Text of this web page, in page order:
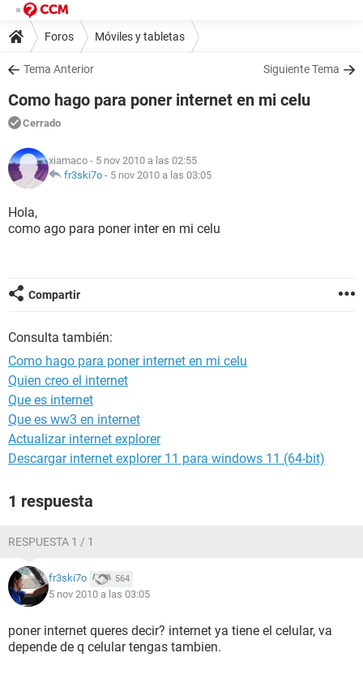
Foros Móviles y tabletas
Tema Anterior Siguiente Tema
Como hago para poner internet en mi celu
Cerrado
xiamaco - 5 nov 2010 a las 02:55
fr3ski7o - 5 nov 2010 a las 03:05
Hola,
como ago para poner inter en mi celu
Compartir
Consulta también:
Como hago para poner internet en mi celu
Quien creo el internet
Que es internet
Que es ww3 en internet
Actualizar internet explorer
Descargar internet explorer 11 para windows 11 (64-bit)
1 respuesta
RESPUESTA 1 / 1
fr3ski7o 564
5 nov 2010 a las 03:05
poner internet queres decir? internet ya tiene el celular, va
depende de q celular tengas tambien.